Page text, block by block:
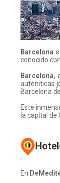
Barcelona
conocido
Barcelona,
auténiticas
Barcelona
Este
la capital de
En